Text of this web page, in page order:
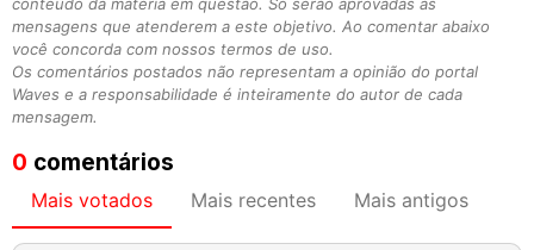
mensagens que atenderem a este objetivo. Ao comentar abaixo
você concorda com nossos termos de uso.
Os comentários postados não representam a opinião do portal
Waves e a responsabilidade é inteiramente do autor de cada
mensagem.
0 comentários
Mais votados Mais recentes Mais antigos